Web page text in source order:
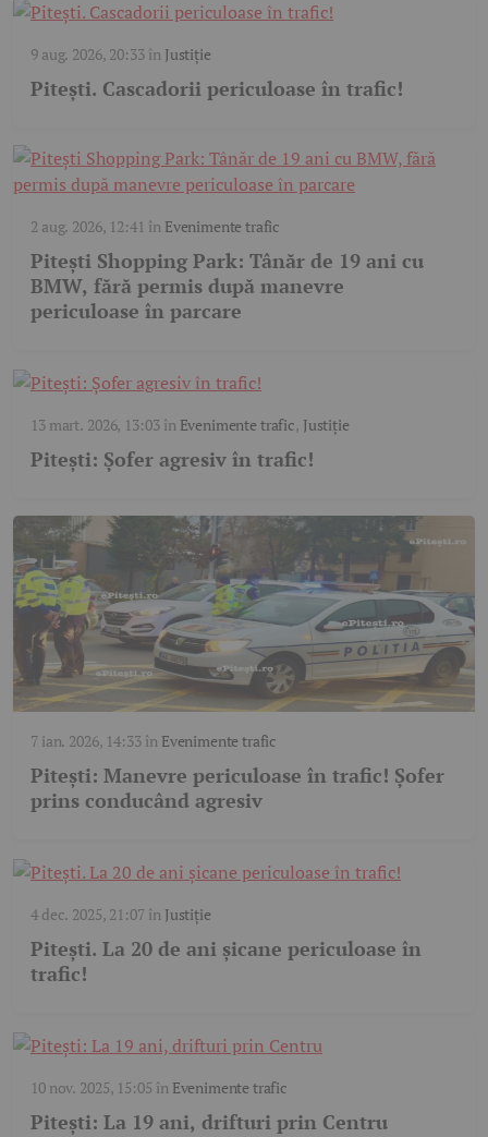
9 aug. 2026, 20:33în Justiție
Pitești. Cascadorii periculoase în trafic!
2 aug. 2026, 12:41 în Evenimente trafic
Pitești Shopping Park: Tânăr de 19 ani cu
BMW, fără permis după manevre
periculoase în parcare
13 mart. 2026, 13:03în Evenimente trafic, Justiție
Pitești: Șofer agresiv în trafic!
7 ian. 2026, 14:33în Evenimente trafic
Pitești: Manevre periculoase în trafic! Șofer
prins conducând agresiv
4 dec. 2025, 21:07în Justiție
Pitești. La 20 de ani șicane periculoase în
trafic!
10 nov. 2025, 15:05 în Evenimente trafic
Pitești: La 19 ani, drifturi prin Centru